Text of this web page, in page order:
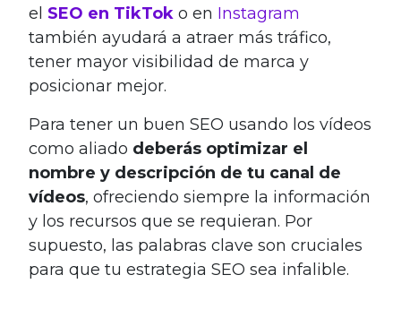
el SEO en TikTok o en Instagram
también ayudará a atraer más tráfico,
tener mayor visibilidad de marca y
posicionar mejor.
Para tener un buen SEO usando los vídeos
como aliado deberás optimizar el
nombre y descripción de tu canal de
vídeos, ofreciendo siempre la información
y los recursos que se requieran. Por
supuesto, las palabras clave son cruciales
para que tu estrategia SEO sea infalible.